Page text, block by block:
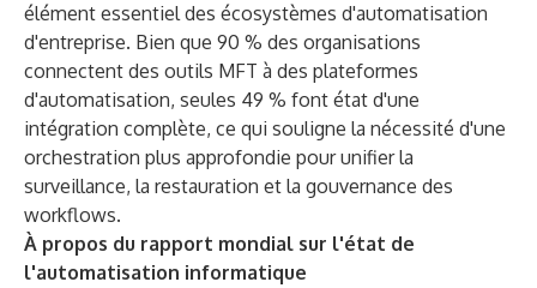
élément essentiel des écosystèmes d'automatisation
d'entreprise. Bien que 90 % des organisations
connectent des outils MFT à des plateformes
d'automatisation, seules 49 % font état d'une
intégration complète, ce qui souligne la nécessité d'une
orchestration plus approfondie pour unifier la
surveillance, la restauration et la gouvernance des
workflows.
À propos du rapport mondial sur l'état de
l'automatisation informatique